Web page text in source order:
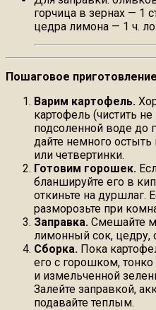
горчица в зернах — 1
цедра лимона — 1 ч.
Пошаговое
Варим картофель.
картофель (чистить
подсоленной воде до
дайте немного
или четвертинки.
Готовим горошек.
бланшируйте его в
откиньте на дуршлаг.
разморозьте при
Заправка. Смешайте
лимонный сок, цедру,
Сборка. Пока
его с горошком,
и измельченной
Залейте заправкой,
подавайте теплым.